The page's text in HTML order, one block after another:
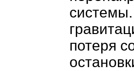
потеря